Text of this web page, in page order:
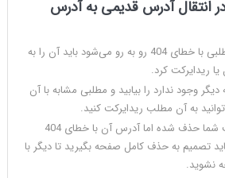
انتقال آدرس قدیمی به آدرس
زمانی که آدرس مطلبی با خطای 404 رو به رو می‌شود باید آن را به
ریدایرکت کرد.
وجود ندارد را بیابید و مطلبی مشابه با آن
به آن مطلب ریدایرکت کنید.
اگر مطلبی از سایت شما حذف شده اما آدرس آن با خطای 404
تصمیم به حذف کامل صفحه بگیرید تا دیگر با
نشوید.